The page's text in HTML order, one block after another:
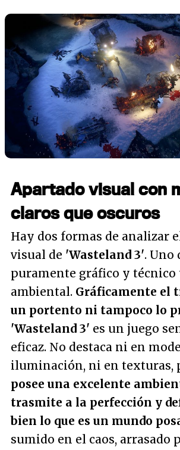
Apartado visual con
claros que oscuros
Hay dos formas de analizar
visual de 'Wasteland 3'. Uno
puramente gráfico y técnico
ambiental. Gráficamente el
un portento ni tampoco lo
'Wasteland 3' es un juego
eficaz. No destaca ni en
iluminación, ni en texturas,
posee una excelente
trasmite a la perfección y
bien lo que es un mundo
sumido en el caos, arrasado